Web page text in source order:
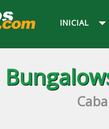
INICIAL